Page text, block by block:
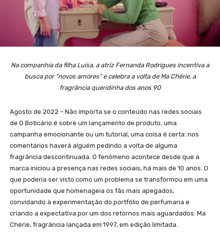
Na companhia da filha Luísa, a atriz Fernanda Rodrigues incentiva a
busca por “novos amores” e celebra a volta de Ma Chérie, a
fragrância queridinha dos anos 90
Agosto de 2022 – Não importa se o conteúdo nas redes sociais
de O Boticário é sobre um lançamento de produto, uma
campanha emocionante ou um tutorial, uma coisa é certa: nos
comentários haverá alguém pedindo a volta de alguma
fragrância descontinuada. O fenômeno acontece desde que a
marca iniciou a presença nas redes sociais, há mais de 10 anos. O
que poderia ser visto como um problema se transformou em uma
oportunidade que homenageia os fãs mais apegados,
convidando à experimentação do portfólio de perfumaria e
criando a expectativa por um dos retornos mais aguardados: Ma
Chérie, fragrância lançada em 1997, em edição limitada.